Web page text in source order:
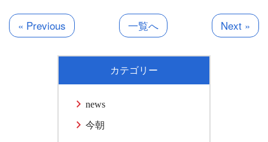
« Previous 一覧へ Next »
カテゴリー
news
今朝